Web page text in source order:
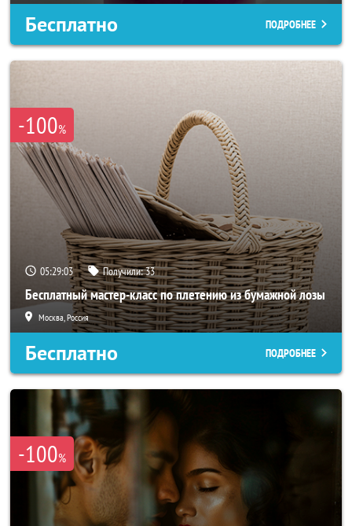
Бесплатно ПОДРОБНЕЕ
-100%
05:29:02 Получили:33
Бесплатный мастер-класс по плетению из бумажной лозы
Москва, Россия
Бесплатно ПОДРОБНЕЕ
-100%